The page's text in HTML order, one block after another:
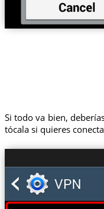
Si todo va bien,
tócala si quieres